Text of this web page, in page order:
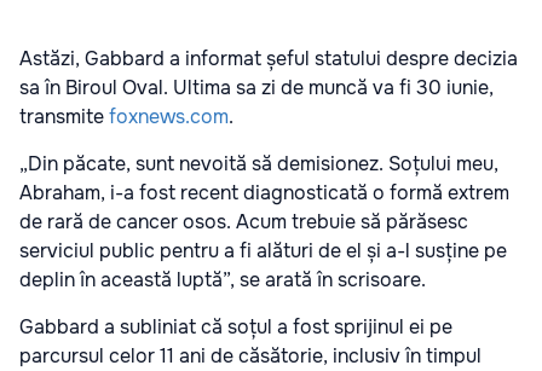
Astăzi, Gabbard a informat șeful statului despre decizia
sa în Biroul Oval. Ultima sa zi de muncă va fi 30 iunie,
transmitefoxnews.com.
„Din păcate, sunt nevoită să demisionez. Soțului meu,
Abraham, i-a fost recent diagnosticată o formă extrem
de rară de cancer osos. Acum trebuie să părăsesc
serviciul public pentru a fi alături de el și a-l susține pe
deplin în această luptă”, se arată în scrisoare.
Gabbard a subliniat că soțul a fost sprijinul ei pe
parcursul celor 11 ani de căsătorie, inclusiv în timpul